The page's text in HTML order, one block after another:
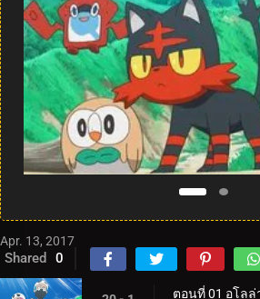
Apr. 13, 2017
Shared 0